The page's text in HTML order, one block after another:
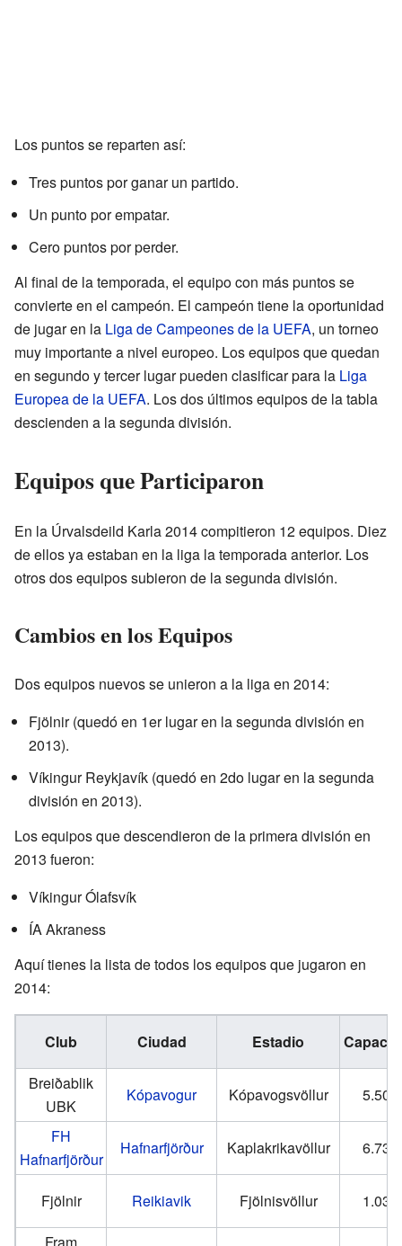
Los puntos se reparten así:
Tres puntos por ganar un partido.
Un punto por empatar.
Cero puntos por perder.
Al final de la temporada, el equipo con más puntos se
convierte en el campeón. El campeón tiene la oportunidad
de jugar en la Liga de Campeones de la UEFA, un torneo
muy importante a nivel europeo. Los equipos que quedan
en segundo y tercer lugar pueden clasificar para la Liga
Europea de la UEFA. Los dos últimos equipos de la tabla
descienden a la segunda división.
Equipos que Participaron
En la Úrvalsdeild Karla 2014 compitieron 12 equipos. Diez
de ellos ya estaban en la liga la temporada anterior. Los
otros dos equipos subieron de la segunda división.
Cambios en los Equipos
Dos equipos nuevos se unieron a la liga en 2014:
Fjölnir (quedó en 1er lugar en la segunda división en
2013).
Víkingur Reykjavík (quedó en 2do lugar en la segunda
división en 2013).
Los equipos que descendieron de la primera división en
2013 fueron:
Víkingur Ólafsvík
ÍA Akraness
Aquí tienes la lista de todos los equipos que jugaron en
2014:
Club Ciudad Estadio
Breiðablik
UBK
Kópavogur Kópavogsvöllur
5.500
FH
Hafnarfjörður
Hafnarfjörður Kaplakrikavöllur 6.738
Fjölnir Reikiavik Fjölnisvöllur
1.030